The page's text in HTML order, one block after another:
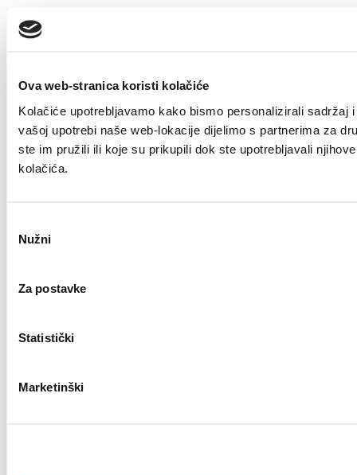
Ova web-stranica koristi kolačiće
Kolačiće upotrebljavamo kako bismo personalizirali
vašoj upotrebi naše web-lokacije dijelimo s partnerima za
ste im pružili ili koje su prikupili dok ste upotrebljavali
kolačića.
pristanka
Nužni
Za postavke
Statistički
Marketinški